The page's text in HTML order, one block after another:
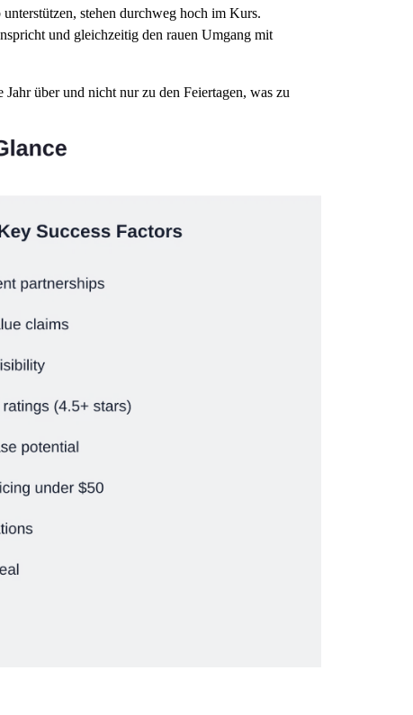
stehen durchweg hoch im Kurs.
und gleichzeitig den rauen Umgang mit
über und nicht nur zu den Feiertagen, was zu